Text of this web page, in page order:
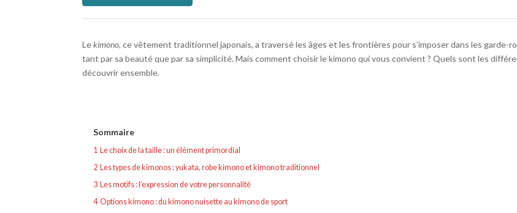
Lekimono, ce vêtement traditionnel japonais, a traversé les âges et les frontières pour s’imposer dans les garde-
tant par sa beauté que par sa simplicité. Mais comment choisir le kimono qui vous convient ? Quels sont les
découvrir ensemble.
Sommaire
1
Le choix de la taille : un élément primordial
2
Les types de kimonos : yukata, robe kimono et kimono traditionnel
3
Les motifs : l’expression de votre personnalité
4 Options kimono : du kimono nuisette au kimono de sport